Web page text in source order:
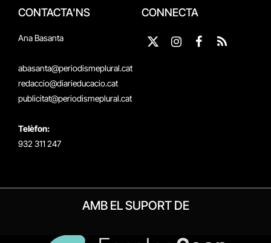
CONTACTA'NS
Ana Basanta
abasanta@periodismeplural.cat
redaccio@diarieducacio.cat
publicitat@periodismeplural.cat
Telèfon:
932 311 247
CONNECTA
X
Instagram
Facebook
RSS
AMB EL SUPORT DE